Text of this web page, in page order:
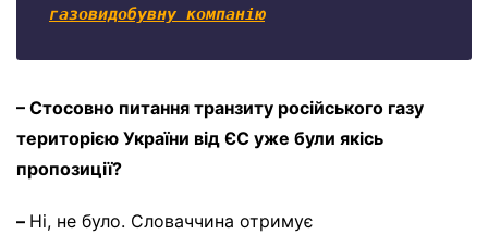
газовидобувну компанію
– Стосовно питання транзиту російського газу
територією України від ЄС уже були якісь
пропозиції?
– Ні, не було. Словаччина отримує